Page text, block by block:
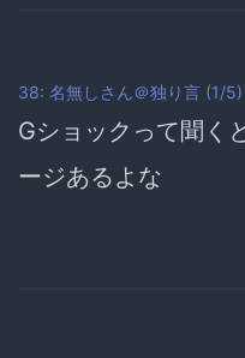
38: 名無しさん＠独り言 (1/5)
Gショックって聞く
ージあるよな